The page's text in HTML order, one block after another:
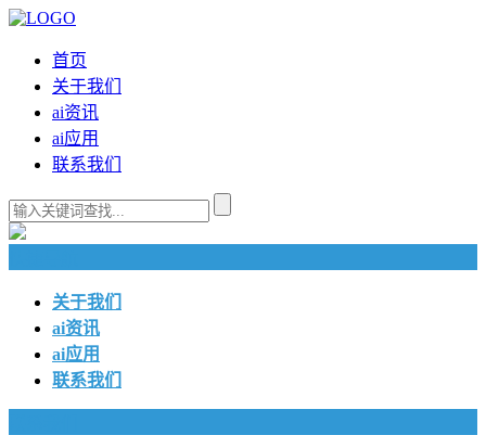
首页
关于我们
ai资讯
ai应用
联系我们
关于我们
ai资讯
ai应用
联系我们